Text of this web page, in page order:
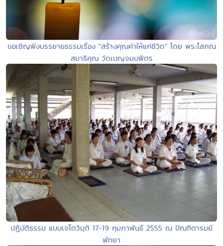
ขอเชิญฟังบรรยายธรรมเรื่อง "สร้างคุณค่าให้แก่ชีวิต" โดย พระโสภณ
สมาธิคุณ วัดเบญจมบพิตร
ปฏิบัติธรรม แบบเจโตวิมุติ 17-19 กุมภาพันธ์ 2555 ณ ปัณฑิตารมย์
พัทยา